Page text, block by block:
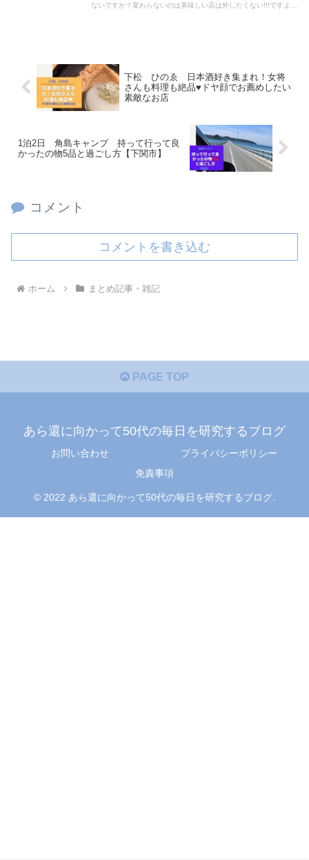
ないですか？変わらないのは美味しい店は外したくない!!!ですよ
下松 ひのゑ 日本酒好き集まれ！女将
さんも料理も絶品♥ドヤ顔でお薦めしたい
素敵なお店
1泊2日 角島キャンプ 持って行って良
かったの物5品と過ごし方【下関市】
コメント
コメントを書き込む
ホーム まとめ記事・雑記
PAGE TOP
あら還に向かって50代の毎日を研究するブログ
お問い合わせ
プライバシーポリシー
免責事項
© 2022 あら還に向かって50代の毎日を研究するブログ.